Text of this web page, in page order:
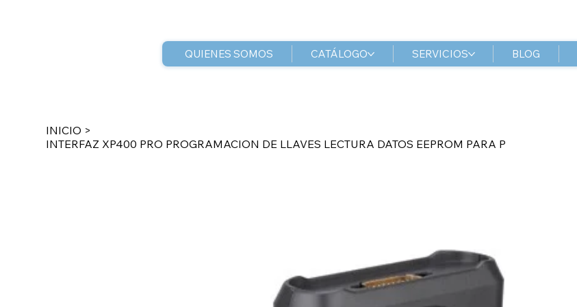
QUIENES SOMOS CATÁLOGO SERVICIOS BLOG
INICIO >
INTERFAZ XP400 PRO PROGRAMACION DE LLAVES LECTURA DATOS EEPROM PARA P